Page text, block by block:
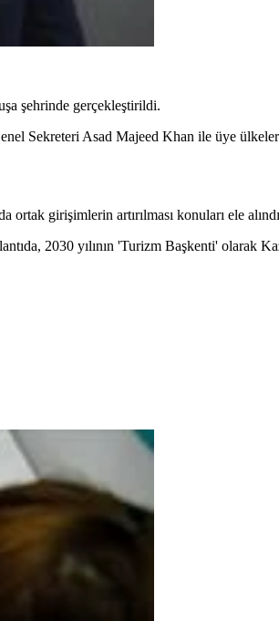
şehrinde gerçekleştirildi.
Sekreteri Asad Majeed Khan ile üye
girişimlerin artırılması konuları ele
2030 yılının 'Turizm Başkenti' olarak